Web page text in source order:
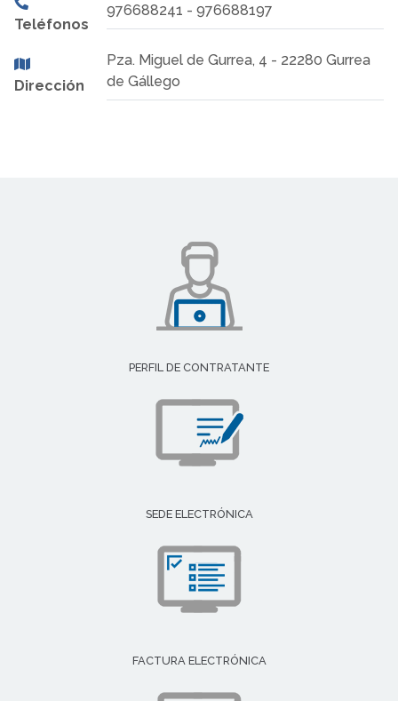
Teléfonos
976688241 - 976688197
Dirección
Pza. Miguel de Gurrea, 4 - 22280 Gurrea
de Gállego
PERFIL DE CONTRATANTE
SEDE ELECTRÓNICA
FACTURA ELECTRÓNICA